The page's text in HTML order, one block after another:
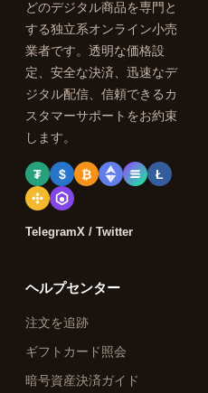
どのデジタル商品を専門と
する独立系オンライン小売
業者です。透明な価格設
定、安全な決済、迅速なデ
ジタル配信、信頼できるカ
スタマーサポートをお約束
します。
₮ $ ₿ Ł
TelegramX / Twitter
ヘルプセンター
注文を追跡
ギフトカード照会
暗号資産決済ガイド